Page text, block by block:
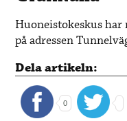
Huoneistokeskus
på adressen
Dela artikeln:
0